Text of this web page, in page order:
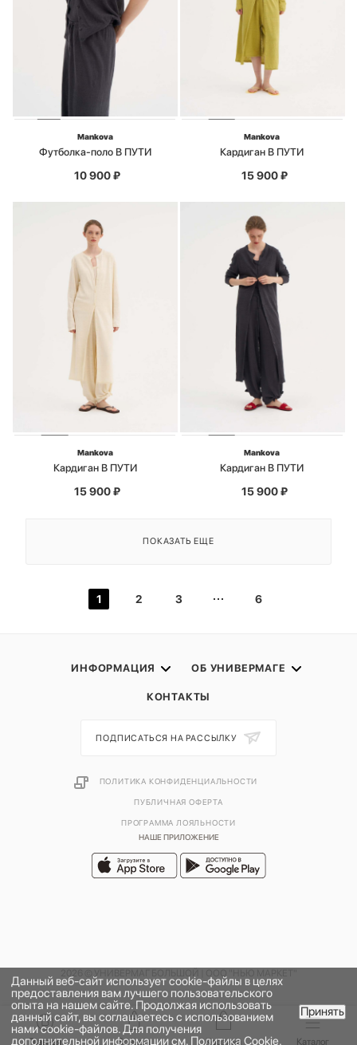
Mankova
Футболка-поло В ПУТИ
10 900₽
Mankova
Кардиган В ПУТИ
15 900₽
Mankova
Кардиган В ПУТИ
15 900₽
Mankova
Кардиган В ПУТИ
15 900₽
ПОКАЗАТЬ ЕЩЕ
1 2 3 6
ИНФОРМАЦИЯ ОБ УНИВЕРМАГЕ
КОНТАКТЫ
НАШЕ ПРИЛОЖЕНИЕ
ПОДПИСАТЬСЯ НА РАССЫЛКУ
ПОЛИТИКА КОНФИДЕНЦИАЛЬНОСТИ
ПУБЛИЧНАЯ ОФЕРТА
ПРОГРАММА ЛОЯЛЬНОСТИ
Данный веб-сайт использует cookie-файлы в целях
предоставления вам лучшего пользовательского
опыта на нашем сайте. Продолжая использовать
данный сайт, вы соглашаетесь с использованием
нами cookie-файлов. Для получения
дополнительной информации см. Политика Cookie.
Принять
Главная Бренды Корзина Каталог